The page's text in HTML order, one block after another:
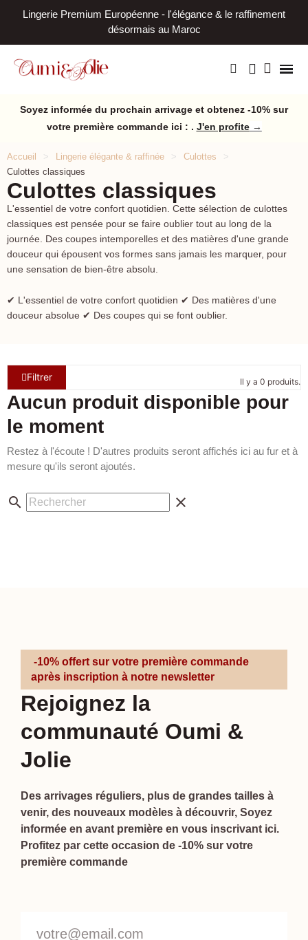
Lingerie Premium Européenne - l'élégance & le raffinement
désormais au Maroc
Soyez informée du prochain arrivage et obtenez -10% sur
votre première commande ici : . J'en profite →
Accueil Lingerie élégante & raffinée
Culottes
Culottes classiques
Culottes classiques
L'essentiel de votre confort quotidien. Cette sélection de culottes
classiques est pensée pour se faire oublier tout au long de la
journée. Des coupes intemporelles et des matières d'une grande
douceur qui épousent vos formes sans jamais les marquer, pour
une sensation de bien-être absolu.
✔ L'essentiel de votre confort quotidien ✔ Des matières d'une
douceur absolue ✔ Des coupes qui se font oublier.
Il y a 0 produits.
Filtrer
Aucun produit disponible pour
le moment
Restez à l'écoute ! D'autres produits seront affichés ici au fur et à
mesure qu'ils seront ajoutés.
search clear
-10% offert sur votre première commande
après inscription à notre newsletter
Rejoignez la
communauté Oumi &
Jolie
Des arrivages réguliers, plus de grandes tailles à
venir, des nouveaux modèles à découvrir, Soyez
informée en avant première en vous inscrivant ici.
Profitez par cette occasion de -10% sur votre
première commande